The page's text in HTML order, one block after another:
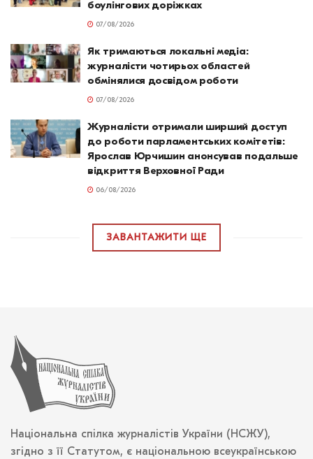
боулінгових доріжках
07/08/2026
Як тримаються локальні медіа:
журналісти чотирьох областей
обмінялися досвідом роботи
07/08/2026
Журналісти отримали ширший доступ
до роботи парламентських комітетів:
Ярослав Юрчишин анонсував подальше
відкриття Верховної Ради
06/08/2026
ЗАВАНТАЖИТИ ЩЕ
Національна спілка журналістів України (НСЖУ),
згідно з її Статутом, є національною всеукраїнською